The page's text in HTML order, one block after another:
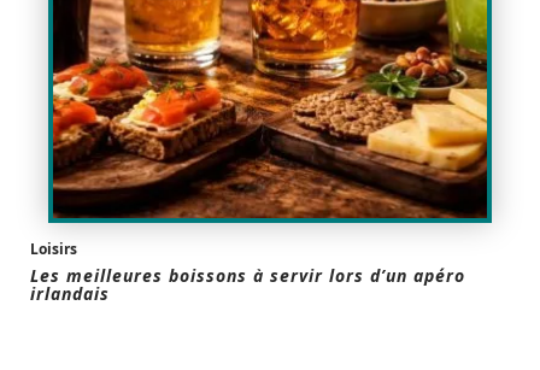
Loisirs
Les meilleures boissons à servir lors d’un apéro
irlandais